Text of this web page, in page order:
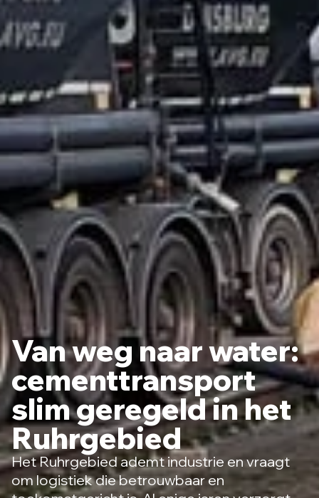
Van weg naar water:
cementtransport
slim geregeld in het
Ruhrgebied
Het Ruhrgebied ademt industrie en vraagt
om logistiek die betrouwbaar en